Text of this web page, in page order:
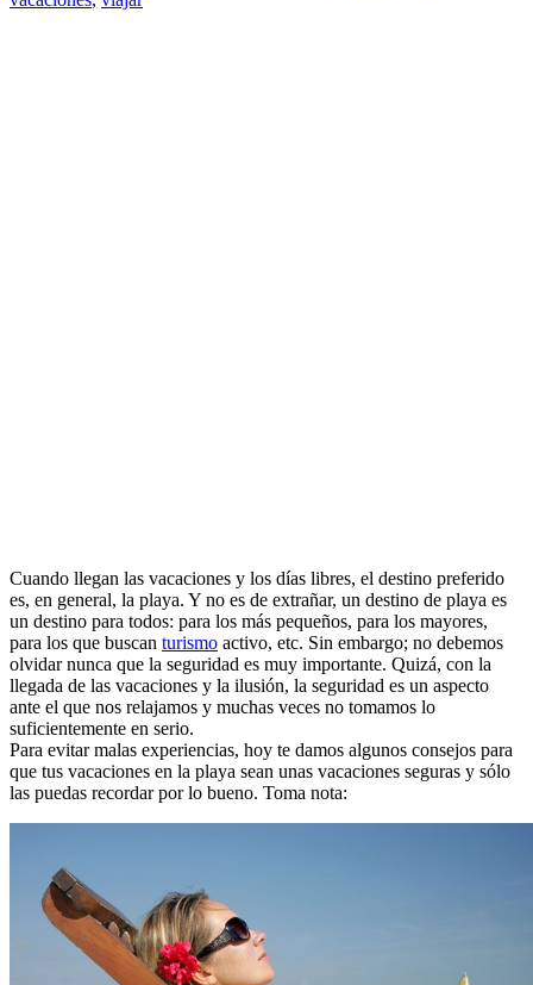
Cuando llegan las vacaciones y los días libres, el destino preferido
es, en general, la playa. Y no es de extrañar, un destino de playa es
un destino para todos: para los más pequeños, para los mayores,
para los que buscan turismo activo, etc. Sin embargo; no debemos
olvidar nunca que la seguridad es muy importante. Quizá, con la
llegada de las vacaciones y la ilusión, la seguridad es un aspecto
ante el que nos relajamos y muchas veces no tomamos lo
suficientemente en serio.
Para evitar malas experiencias, hoy te damos algunos consejos para
que tus vacaciones en la playa sean unas vacaciones seguras y sólo
las puedas recordar por lo bueno. Toma nota: